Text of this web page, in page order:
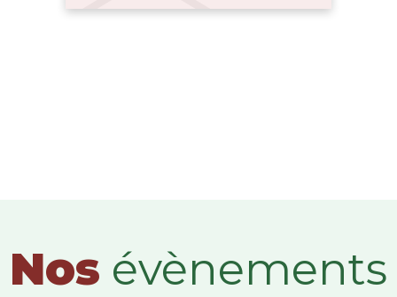
Nos évènements